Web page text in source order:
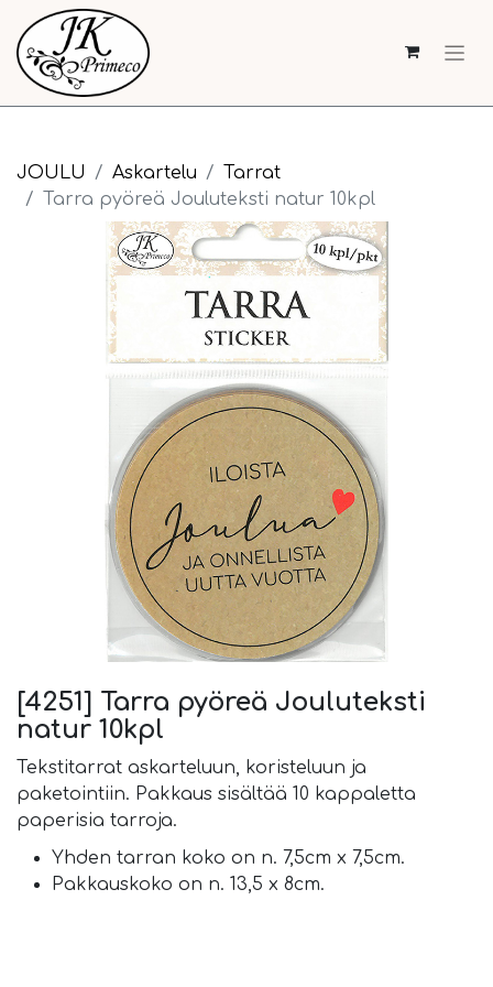
JOULU Askartelu
Tarrat
Tarra pyöreä Jouluteksti natur 10kpl
[4251] Tarra pyöreä Jouluteksti
natur 10kpl
Tekstitarrat askarteluun, koristeluun ja
paketointiin. Pakkaus sisältää 10 kappaletta
paperisia tarroja.
Yhden tarran koko on n. 7,5cm x 7,5cm.
Pakkauskoko on n. 13,5 x 8cm.